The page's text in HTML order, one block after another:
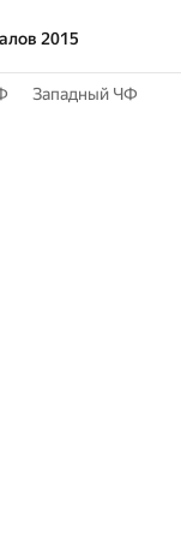
2015
Западный ЧФ